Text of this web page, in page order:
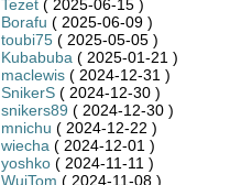
Tezet( 2025-06-15 )
Borafu ( 2025-06-09 )
toubi75( 2025-05-05 )
Kubabuba ( 2025-01-21 )
maclewis( 2024-12-31 )
SnikerS( 2024-12-30 )
snikers89 ( 2024-12-30 )
mnichu ( 2024-12-22 )
wiecha ( 2024-12-01 )
yoshko( 2024-11-11 )
WujTom ( 2024-11-08 )